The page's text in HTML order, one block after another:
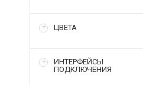
ЦВЕТА
ИНТЕРФЕЙСЫ
ПОДКЛЮЧЕНИЯ